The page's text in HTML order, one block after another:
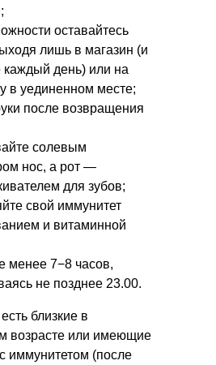
оставайтесь
лишь в магазин (и
день) или на
в уединенном месте;
после возвращения
солевым
нос, а рот —
для зубов;
свой иммунитет
и витаминной
менее 7−8 часов,
не позднее 23.00.
близкие в
возрасте или имеющие
иммунитетом (после